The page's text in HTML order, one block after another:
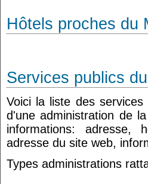
Hôtels proches du
Services publics
Voici la liste des
d'une administration de
informations: adresse,
adresse du site web,
Types administrations